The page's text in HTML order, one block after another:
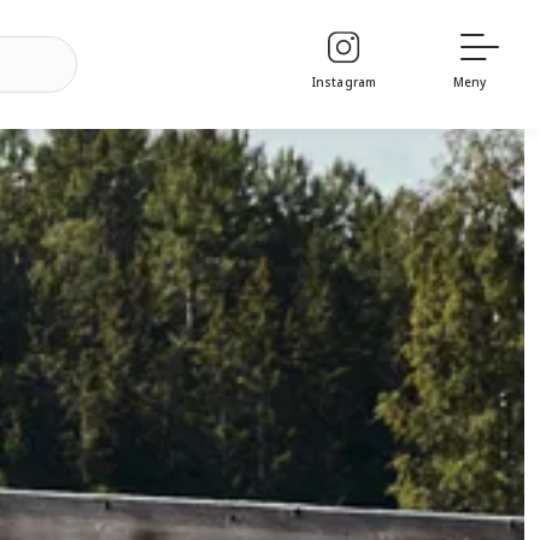
Instagram Meny